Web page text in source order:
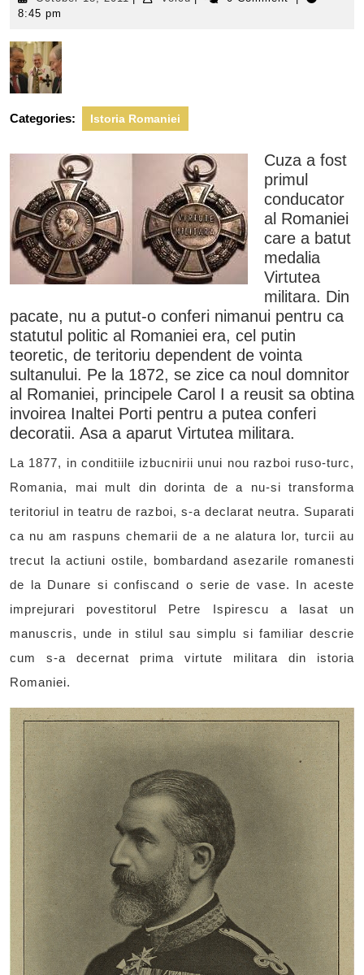
8:45 pm
Categories: Istoria Romaniei
Cuza a fost
primul
conducator
al Romaniei
care a batut
medalia
Virtutea
militara. Din
pacate, nu a putut-o conferi nimanui pentru ca
statutul politic al Romaniei era, cel putin
teoretic, de teritoriu dependent de vointa
sultanului. Pe la 1872, se zice ca noul domnitor
al Romaniei, principele Carol I a reusit sa obtina
invoirea Inaltei Porti pentru a putea conferi
decoratii. Asa a aparut Virtutea militara.
La 1877, in conditiile izbucnirii unui nou razboi ruso-turc,
Romania, mai mult din dorinta de a nu-si transforma
teritoriul in teatru de razboi, s-a declarat neutra. Suparati
ca nu am raspuns chemarii de a ne alatura lor, turcii au
trecut la actiuni ostile, bombardand asezarile romanesti
de la Dunare si confiscand o serie de vase. In aceste
imprejurari povestitorul Petre Ispirescu a lasat un
manuscris, unde in stilul sau simplu si familiar descrie
cum s-a decernat prima virtute militara din istoria
Romaniei.